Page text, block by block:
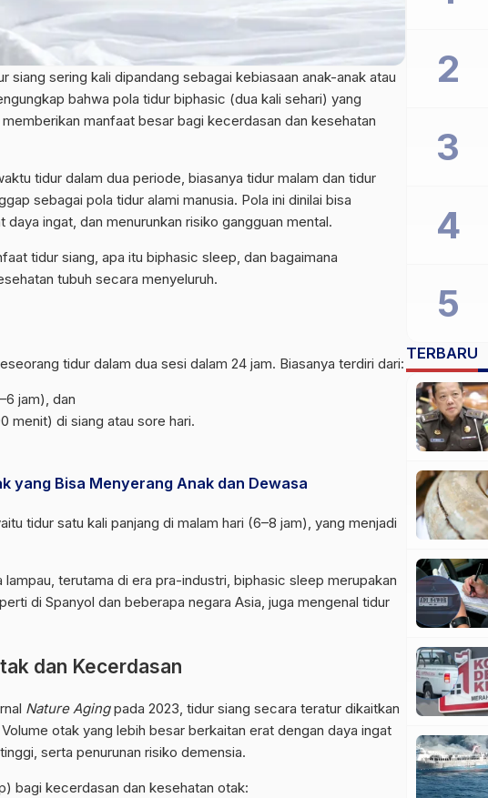
siang sering kali dipandang sebagai kebiasaan anak-anak atau
bahwa pola tidur biphasic (dua kali sehari) yang
manfaat besar bagi kecerdasan dan kesehatan
tidur dalam dua periode, biasanya tidur malam dan tidur
sebagai pola tidur alami manusia. Pola ini dinilai bisa
ingat, dan menurunkan risiko gangguan mental.
tidur siang, apa itu biphasic sleep, dan bagaimana
tubuh secara menyeluruh.
tidur dalam dua sesi dalam 24 jam. Biasanya terdiri dari:
jam), dan
menit) di siang atau sore hari.
yang Bisa Menyerang Anak dan Dewasa
tidur satu kali panjang di malam hari (6–8 jam), yang menjadi
lampau, terutama di era pra-industri, biphasic sleep merupakan
di Spanyol dan beberapa negara Asia, juga mengenal tidur
dan Kecerdasan
Nature Agingpada 2023, tidur siang secara teratur dikaitkan
Volume otak yang lebih besar berkaitan erat dengan daya ingat
serta penurunan risiko demensia.
bagi kecerdasan dan kesehatan otak:
TERBARU